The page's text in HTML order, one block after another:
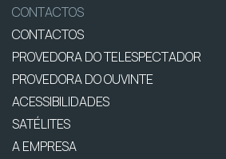
CONTACTOS
CONTACTOS
PROVEDORA DO TELESPECTADOR
PROVEDORA DO OUVINTE
ACESSIBILIDADES
SATÉLITES
A EMPRESA